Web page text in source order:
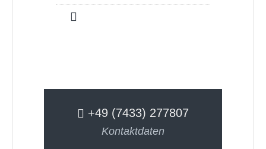
+49 (7433) 277807
Kontaktdaten